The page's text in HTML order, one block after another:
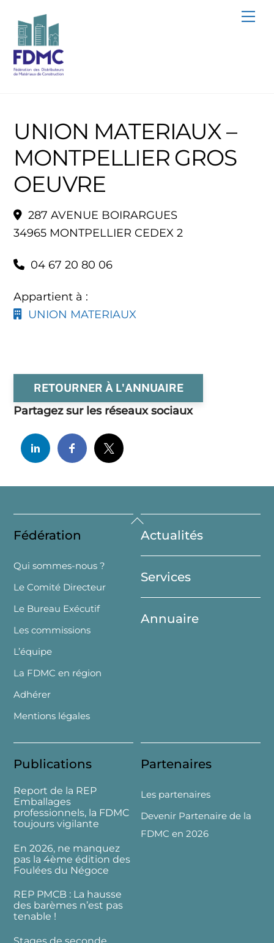
content
UNION MATERIAUX –
MONTPELLIER GROS
OEUVRE
287 AVENUE BOIRARGUES
34965 MONTPELLIER CEDEX 2
04 67 20 80 06
Appartient à :
UNION MATERIAUX
RETOURNER À L'ANNUAIRE
Partagez sur les réseaux sociaux
Back
To
Top
Fédération
Qui sommes-nous ?
Le Comité Directeur
Le Bureau Exécutif
Les commissions
L’équipe
La FDMC en région
Adhérer
Mentions légales
Actualités
Services
Annuaire
Publications
Report de la REP
Emballages
professionnels, la FDMC
toujours vigilante
En 2026, ne manquez
pas la 4ème édition des
Foulées du Négoce
REP PMCB : La hausse
des barèmes n’est pas
tenable !
Partenaires
Les partenaires
Devenir Partenaire de la
FDMC en 2026